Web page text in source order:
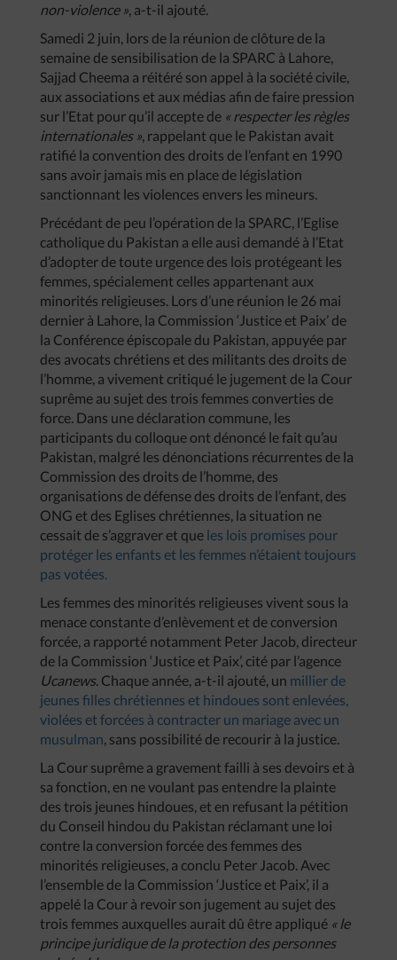
non-violence », a-t-il ajouté.
Samedi 2 juin, lors de la réunion de clôture de la
semaine de sensibilisation de la SPARC à Lahore,
Sajjad Cheema a réitéré son appel à la société civile,
aux associations et aux médias afin de faire pression
sur l’Etat pour qu’il accepte de « respecter les règles
internationales », rappelant que le Pakistan avait
ratifié la convention des droits de l’enfant en 1990
sans avoir jamais mis en place de législation
sanctionnant les violences envers les mineurs.
Précédant de peu l’opération de la SPARC, l’Eglise
catholique du Pakistan a elle ausi demandé à l’Etat
d’adopter de toute urgence des lois protégeant les
femmes, spécialement celles appartenant aux
minorités religieuses. Lors d’une réunion le 26 mai
dernier à Lahore, la Commission ‘Justice et Paix’ de
la Conférence épiscopale du Pakistan, appuyée par
des avocats chrétiens et des militants des droits de
l’homme, a vivement critiqué le jugement de la Cour
suprême au sujet des trois femmes converties de
force. Dans une déclaration commune, les
participants du colloque ont dénoncé le fait qu’au
Pakistan, malgré les dénonciations récurrentes de la
Commission des droits de l’homme, des
organisations de défense des droits de l’enfant, des
ONG et des Eglises chrétiennes, la situation ne
cessait de s’aggraver et que les lois promises pour
protéger les enfants et les femmes n’étaient toujours
pas votées.
Les femmes des minorités religieuses vivent sous la
menace constante d’enlèvement et de conversion
forcée, a rapporté notamment Peter Jacob, directeur
de la Commission ‘Justice et Paix’, cité par l’agence
Ucanews. Chaque année, a-t-il ajouté, un millier de
jeunes filles chrétiennes et hindoues sont enlevées,
violées et forcées à contracter un mariage avec un
musulman, sans possibilité de recourir à la justice.
La Cour suprême a gravement failli à ses devoirs et à
sa fonction, en ne voulant pas entendre la plainte
des trois jeunes hindoues, et en refusant la pétition
du Conseil hindou du Pakistan réclamant une loi
contre la conversion forcée des femmes des
minorités religieuses, a conclu Peter Jacob. Avec
l’ensemble de la Commission ‘Justice et Paix’, il a
appelé la Cour à revoir son jugement au sujet des
trois femmes auxquelles aurait dû être appliqué « le
principe juridique de la protection des personnes